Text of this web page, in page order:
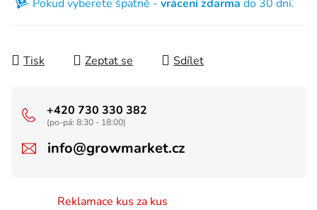
Pokud vyberete špatně - vrácení zdarma do 30 dní.
Tisk Zeptat se Sdílet
+420 730 330 382
(po-pá: 8:30 - 18:00)
info@growmarket.cz
Reklamace kus za kus